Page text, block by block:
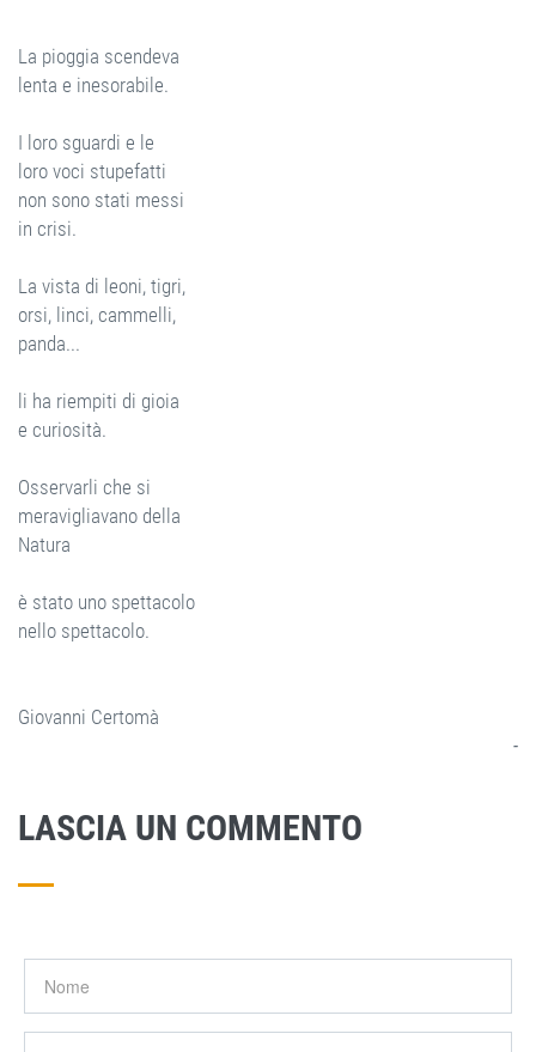
La pioggia scendeva
lenta e inesorabile.
I loro sguardi e le
loro voci stupefatti
non sono stati messi
in crisi.
La vista di leoni, tigri,
orsi, linci, cammelli,
panda...
li ha riempiti di gioia
e curiosità.
Osservarli che si
meravigliavano della
Natura
è stato uno spettacolo
nello spettacolo.
Giovanni Certomà
-
LASCIA UN COMMENTO